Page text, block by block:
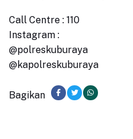
Call Centre : 110
Instagram :
@polreskuburaya
@kapolreskuburaya
Bagikan